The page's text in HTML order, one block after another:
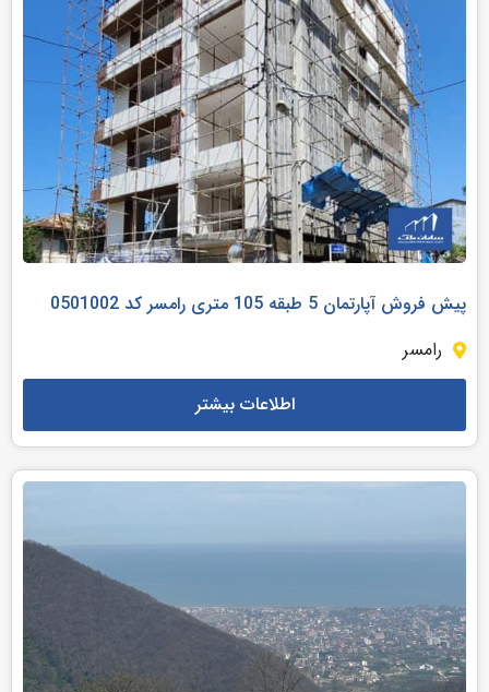
پیش فروش آپارتمان 5 طبقه 105 متری رامسر کد 0501002
رامسر
اطلاعات بیشتر